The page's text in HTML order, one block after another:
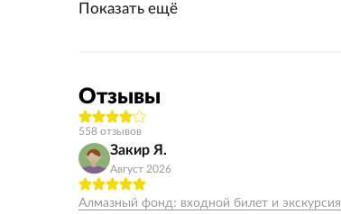
Показать ещё
Отзывы
558 отзывов
Закир Я.
Август 2026
Алмазный фонд: входной билет и экскурсия